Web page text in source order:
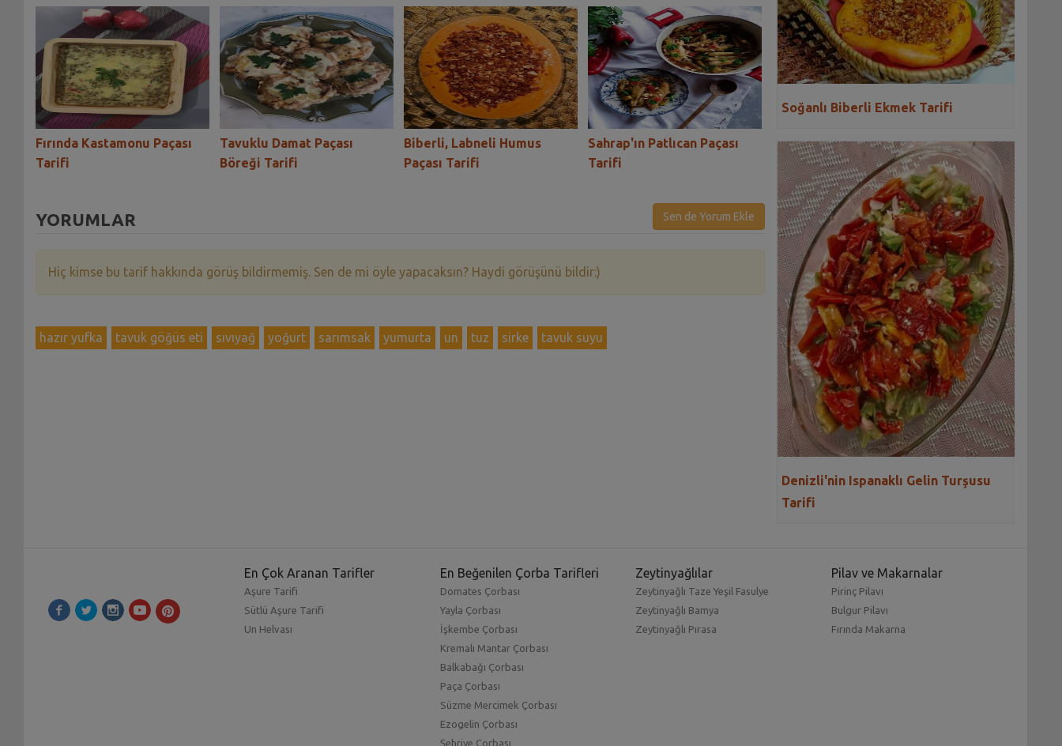
Fırında Kastamonu Paçası
Tarifi
Tavuklu Damat Paçası
Böreği Tarifi
Biberli, Labneli Humus
Paçası Tarifi
Sahrap'ın Patlıcan Paçası
Tarifi
Damat Dolması Tarifi Humus Paçası
YORUMLAR Sen de Yorum Ekle
Hiç kimse bu tarif hakkında görüş bildirmemiş. Sen de mi öyle yapacaksın? Haydi görüşünü bildir:)
hazır yufka tavuk göğüs eti sıvıyağ yoğurt sarımsak yumurta un tuz sirke tavuk suyu
Soğanlı Biberli Ekmek Tarifi
Denizli'nin Ispanaklı Gelin Turşusu
Tarifi
En Çok Aranan Tarifler
Aşure Tarifi
Sütlü Aşure Tarifi
Un Helvası
En Beğenilen Çorba Tarifleri
Domates Çorbası
Yayla Çorbası
İşkembe Çorbası
Kremalı Mantar Çorbası
Balkabağı Çorbası
Paça Çorbası
Süzme Mercimek Çorbası
Ezogelin Çorbası
Şehriye Çorbası
Zeytinyağlılar
Zeytinyağlı Taze Yeşil Fasulye
Zeytinyağlı Bamya
Zeytinyağlı Pırasa
Pilav ve Makarnalar
Pirinç Pilavı
Bulgur Pilavı
Fırında Makarna